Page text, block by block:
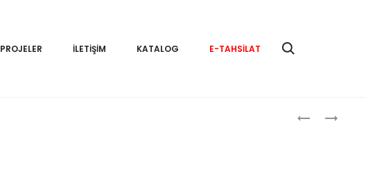
PROJELER İLETIŞIM KATALOG E-TAHSILAT